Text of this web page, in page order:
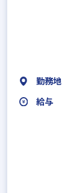
勤務地
給与